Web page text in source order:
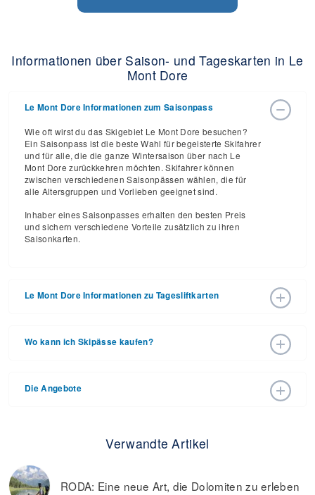
Informationen über Saison- und Tageskarten in Le
Mont Dore
Le Mont Dore Informationen zum Saisonpass
Wie oft wirst du das Skigebiet Le Mont Dore besuchen?
Ein Saisonpass ist die beste Wahl für begeisterte Skifahrer
und für alle, die die ganze Wintersaison über nach Le
Mont Dore zurückkehren möchten. Skifahrer können
zwischen verschiedenen Saisonpässen wählen, die für
alle Altersgruppen und Vorlieben geeignet sind.
Inhaber eines Saisonpasses erhalten den besten Preis
und sichern verschiedene Vorteile zusätzlich zu ihren
Saisonkarten.
Le Mont Dore Informationen zu Tagesliftkarten
Schließungsdatum 21. Mär 2027 bekannt gegeben. Mit
Die Tagesskipässe für die Skisaison 2026 – 2027 variieren
Wo kann ich Skipässe kaufen?
werden. Für ausführliche Informationen rufen Sie bitte +33
Die Angebote
Sonderseite des Resorts nach allen möglichen Angeboten
zu suchen, einschließlich Einzelhandels-, Unterkunfts- und
Verwandte Artikel
RODA: Eine neue Art, die Dolomiten zu erleben